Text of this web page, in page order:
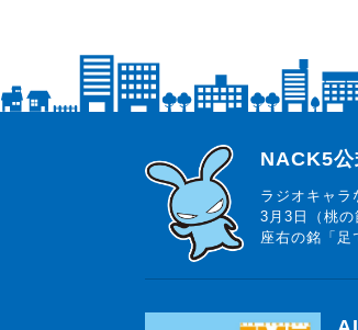
らじっと君
NACK5公
ラジオキャラ
3月3日（桃の
座右の銘「足